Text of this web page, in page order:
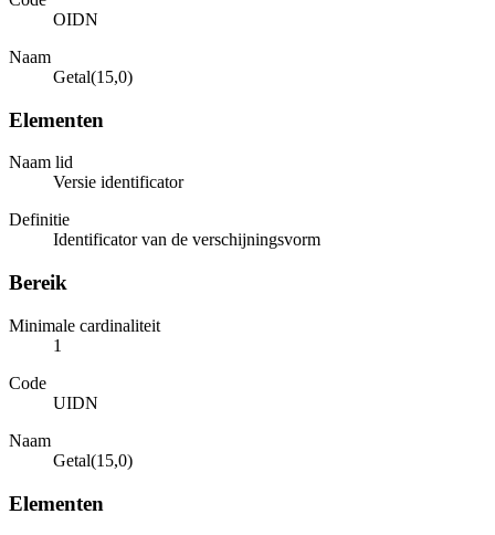
OIDN
Naam
Getal(15,0)
Elementen
Naam lid
Versie identificator
Definitie
Identificator van de verschijningsvorm
Bereik
Minimale cardinaliteit
1
Code
UIDN
Naam
Getal(15,0)
Elementen